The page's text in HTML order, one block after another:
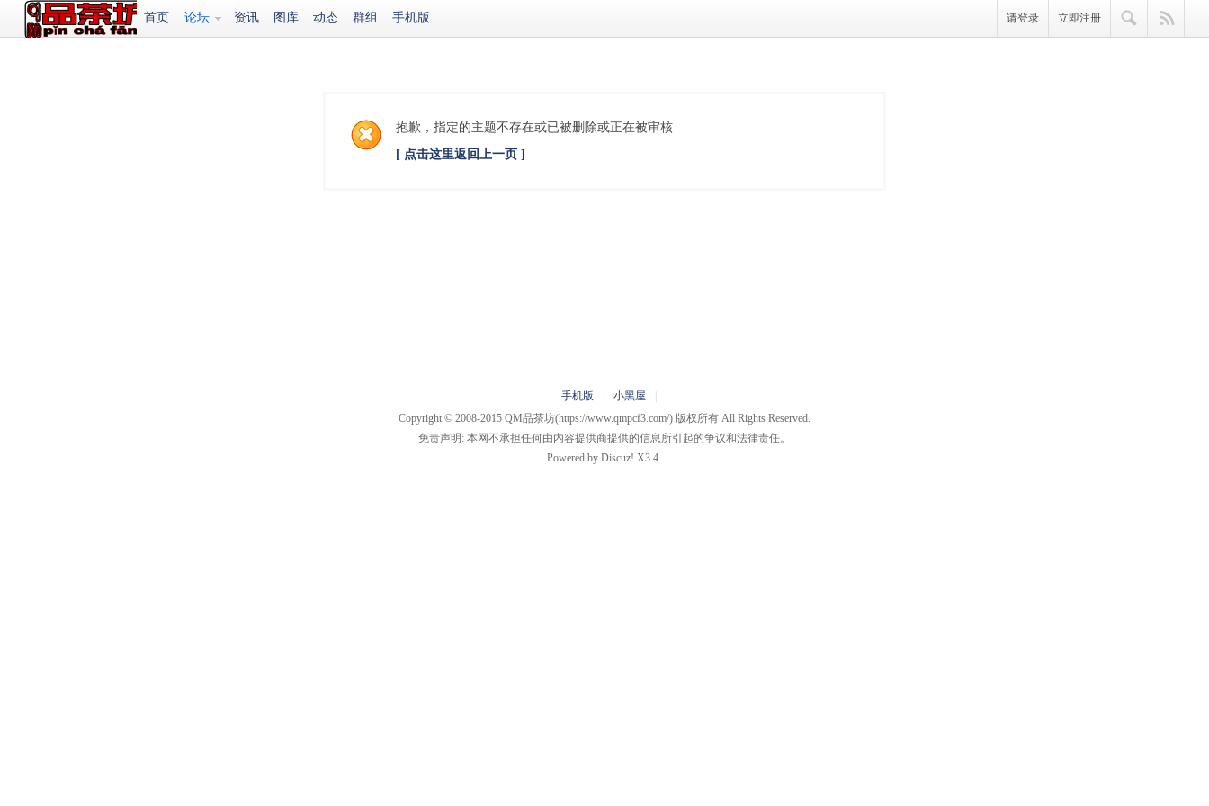
首页 论坛 资讯 图库 动态 群组 手机版 请登录 立即注册
抱歉，指定的主题不存在或已被删除或正在被审核
[ 点击这里返回上一页 ]
手机版 小黑屋
Copyright © 2008-2015 QM品茶坊(https://www.qmpcf3.com/) 版权所有 All Rights Reserved.
免责声明: 本网不承担任何由内容提供商提供的信息所引起的争议和法律责任。
Powered byDiscuz! X3.4